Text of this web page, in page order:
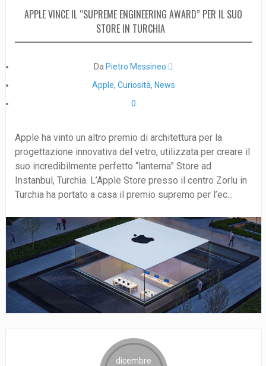
APPLE VINCE IL “SUPREME ENGINEERING AWARD” PER IL SUO
STORE IN TURCHIA
Da Pietro Messineo 
Apple, Curiosità, News
0
Apple ha vinto un altro premio di architettura per la
progettazione innovativa del vetro, utilizzata per creare il
suo incredibilmente perfetto “lanterna” Store ad
Instanbul, Turchia. L’Apple Store presso il centro Zorlu in
Turchia ha portato a casa il premio supremo per l’ec...
dicembre